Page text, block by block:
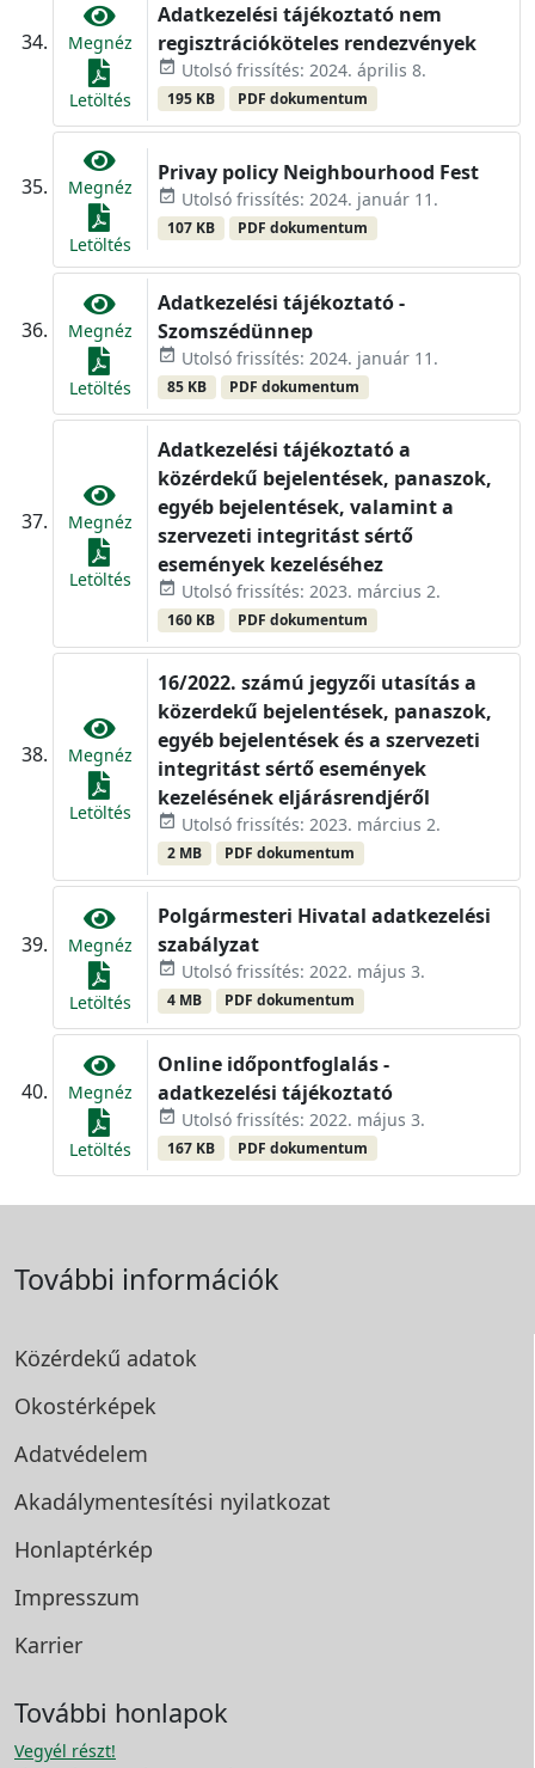
Megnéz
Letöltés
Adatkezelési tájékoztató nem
regisztrációköteles rendezvények
event_available Utolsó frissítés: 2024. április 8.
195 KB PDF dokumentum
Megnéz
Letöltés
Privay policy Neighbourhood Fest
event_available Utolsó frissítés: 2024. január 11.
107 KB PDF dokumentum
Megnéz
Letöltés
Adatkezelési tájékoztató -
Szomszédünnep
event_available Utolsó frissítés: 2024. január 11.
85 KB PDF dokumentum
Megnéz
Letöltés
Adatkezelési tájékoztató a
közérdekű bejelentések, panaszok,
egyéb bejelentések, valamint a
szervezeti integritást sértő
események kezeléséhez
event_available Utolsó frissítés: 2023. március 2.
160 KB PDF dokumentum
Megnéz
Letöltés
16/2022. számú jegyzői utasítás a
közerdekű bejelentések, panaszok,
egyéb bejelentések és a szervezeti
integritást sértő események
kezelésének eljárásrendjéről
event_available Utolsó frissítés: 2023. március 2.
2 MB PDF dokumentum
Megnéz
Letöltés
Polgármesteri Hivatal adatkezelési
szabályzat
event_available Utolsó frissítés: 2022. május 3.
4 MB PDF dokumentum
Megnéz
Letöltés
Online időpontfoglalás -
adatkezelési tájékoztató
event_available Utolsó frissítés: 2022. május 3.
167 KB PDF dokumentum
További információk
Közérdekű adatok
Okostérképek
Adatvédelem
Akadálymentesítési nyilatkozat
Honlaptérkép
Impresszum
Karrier
További honlapok
Vegyél részt!